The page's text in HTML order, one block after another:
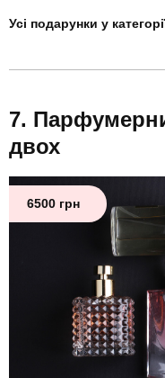
Усі подарунки у
двох
6500 грн